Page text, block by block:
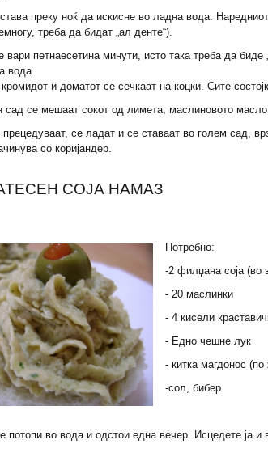
преку ноќ да искисне во ладна вода.
треба да бидат „ал денте“).
вари петнаесетина минути, исто така треба да
вода.
и доматот се сечкаат на коцки. Сите
сад се мешаат сокот од лимета, маслиновото
се ладат и се ставаат во голем сад,
со коријандер.
СОЈА НАМАЗ
Потребно:
-2 филџана соја (во
- 20 маслинки
- 4 кисели
- Едно чешне лук
- китка магдонос
-сол, бибер
потопи во вода и одстои една вечер. Исцедете ја